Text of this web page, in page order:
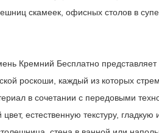
скамеек, офисных столов в
Кремний Бесплатно
роскоши, каждый из которых
в сочетании с передовыми
естественную текстуру,